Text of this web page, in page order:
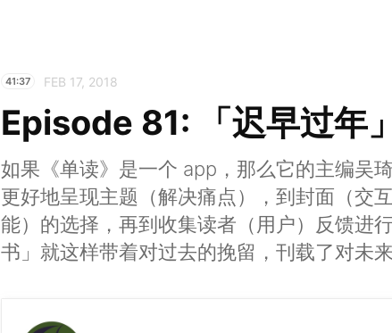
41:37 FEB 17, 2018
Episode 81: 「迟早过年
如果《单读》是一个 app，那么它的主编吴
更好地呈现主题（解决痛点），到封面（交
能）的选择，再到收集读者（用户）反馈进
书」就这样带着对过去的挽留，刊载了对未来